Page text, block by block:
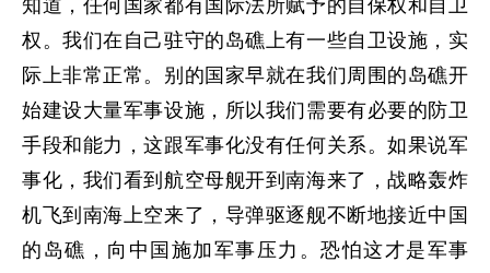
知道，任何国家都有国际法所赋予的自保权和自卫
权。我们在自己驻守的岛礁上有一些自卫设施，实
际上非常正常。别的国家早就在我们周围的岛礁开
始建设大量军事设施，所以我们需要有必要的防卫
手段和能力，这跟军事化没有任何关系。如果说军
事化，我们看到航空母舰开到南海来了，战略轰炸
机飞到南海上空来了，导弹驱逐舰不断地接近中国
的岛礁，向中国施加军事压力。恐怕这才是军事